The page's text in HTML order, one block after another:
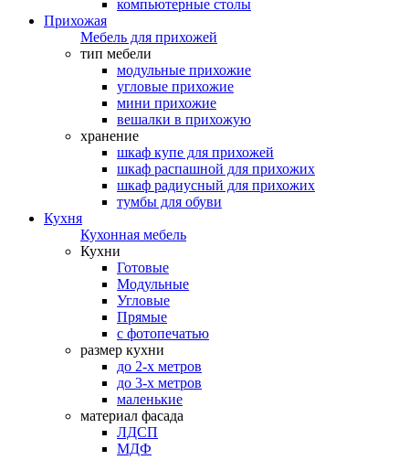
компьютерные столы
Прихожая
Мебель для прихожей
тип мебели
модульные прихожие
угловые прихожие
мини прихожие
вешалки в прихожую
хранение
шкаф купе для прихожей
шкаф распашной для прихожих
шкаф радиусный для прихожих
тумбы для обуви
Кухня
Кухонная мебель
Кухни
Готовые
Модульные
Угловые
Прямые
с фотопечатью
размер кухни
до 2-х метров
до 3-х метров
маленькие
материал фасада
ЛДСП
МДФ